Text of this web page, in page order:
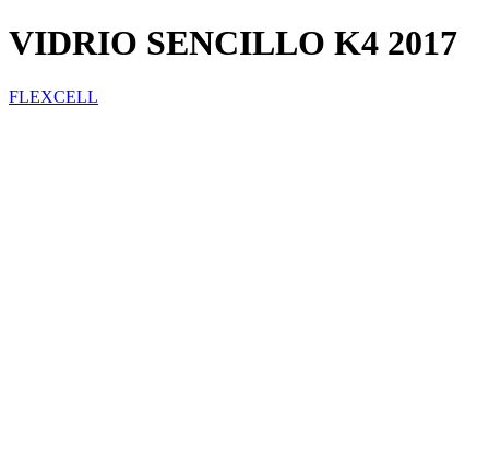
VIDRIO SENCILLO K4 2017
FLEXCELL